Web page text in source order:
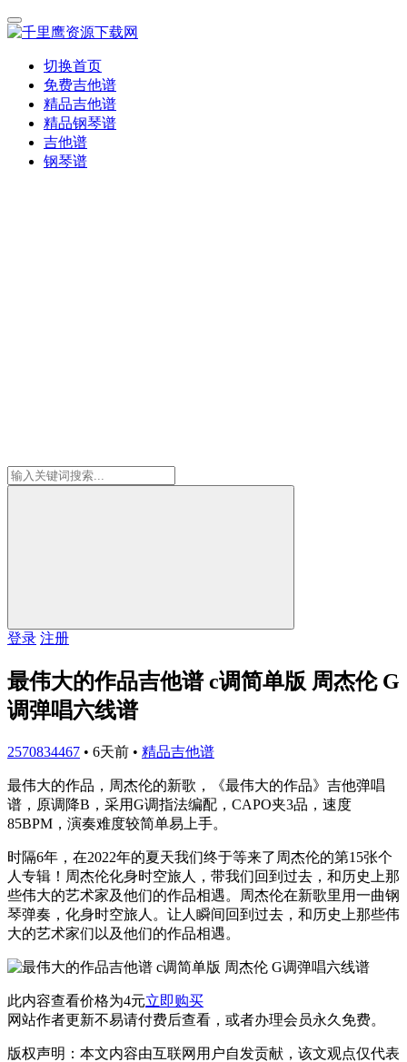
切换首页
免费吉他谱
精品吉他谱
精品钢琴谱
吉他谱
钢琴谱
登录 注册
最伟大的作品吉他谱 c调简单版 周杰伦 G
调弹唱六线谱
2570834467 • 6天前 • 精品吉他谱
最伟大的作品，周杰伦的新歌，《最伟大的作品》吉他弹唱
谱，原调降B，采用G调指法编配，CAPO夹3品，速度
85BPM，演奏难度较简单易上手。
时隔6年，在2022年的夏天我们终于等来了周杰伦的第15张个
人专辑！周杰伦化身时空旅人，带我们回到过去，和历史上那
些伟大的艺术家及他们的作品相遇。周杰伦在新歌里用一曲钢
琴弹奏，化身时空旅人。让人瞬间回到过去，和历史上那些伟
大的艺术家们以及他们的作品相遇。
此内容查看价格为4元立即购买
网站作者更新不易请付费后查看，或者办理会员永久免费。
版权声明：本文内容由互联网用户自发贡献，该文观点仅代表